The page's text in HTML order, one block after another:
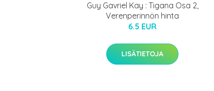
Guy Gavriel Kay : Tigana Osa 2,
Verenperinnön hinta
6.5 EUR
LISÄTIETOJA